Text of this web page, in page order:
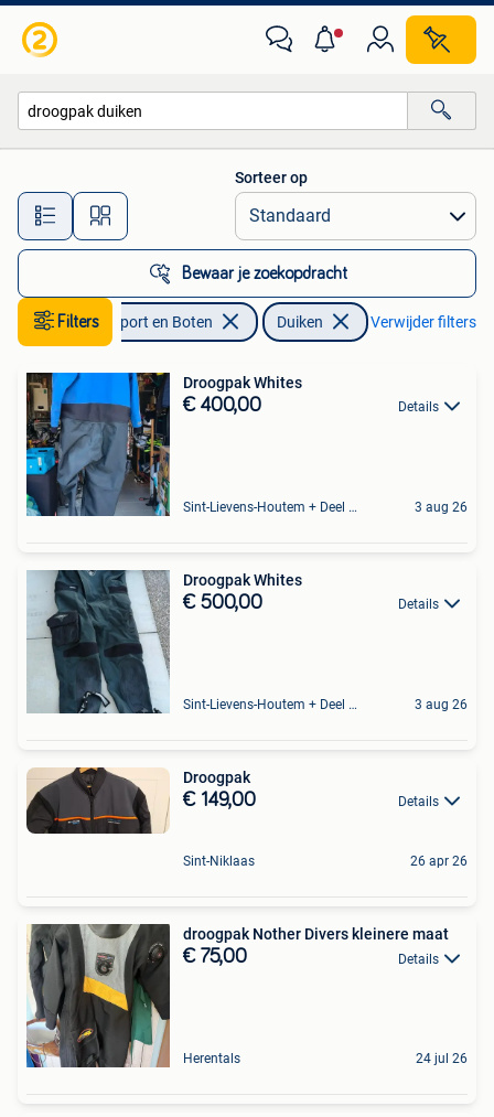
Alle afstanden…
Sorteer op
Bewaar je zoekopdracht
Filters
Watersport en Boten Duiken Verwijder filters
Droogpak Whites
€ 400,00 Details
Sint-Lievens-Houtem + Deel Oombergen 3 aug 26
Droogpak Whites
€ 500,00 Details
Sint-Lievens-Houtem + Deel Oombergen 3 aug 26
Droogpak
€ 149,00 Details
Sint-Niklaas 26 apr 26
droogpak Nother Divers kleinere maat
€ 75,00 Details
Herentals 24 jul 26